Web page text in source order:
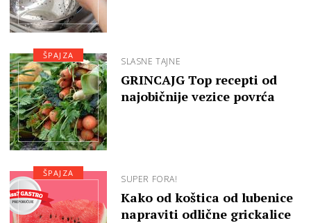
SLASNE TAJNE
GRINCAJG Top recepti od
najobičnije vezice povrća
ŠPAJZA
SUPER FORA!
Kako od koštica od lubenice
napraviti odlične grickalice
ŠPAJZA